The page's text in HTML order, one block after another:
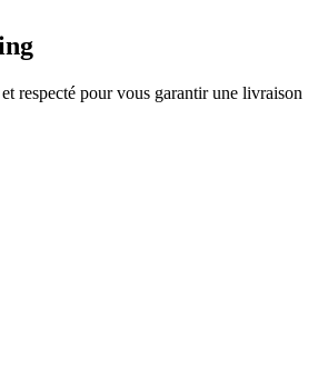
respecté pour vous garantir une livraison